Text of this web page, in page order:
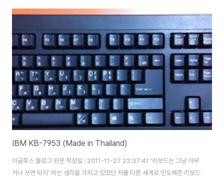
의 키보드 입니다. 이 키보드는 황축 말고도 녹축 리니어, 갈축 리니어를 채용한
때 약간 압력이 높은 것 같습니다. 키캡은 보다시피 가운데 부분이 오목한, 흔히
말하는 구형 키캡이며 손에 착 감기는 느낌을 선사합니다. 이색 사출..
IBM KB-7953 (Made in Thailand)
이글루스 블로그 원문 작성일 : 2011-11-27 22:37:41 '키보드는 그냥 아무
거나 쓰면 되지' 라는 생각을 가지고 있었던 저를 다른 세계로 인도해준 키보드